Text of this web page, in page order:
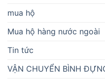
mua hộ
Mua hộ hàng nước ngoài
Tin tức
VẬN CHUYỂN BÌNH